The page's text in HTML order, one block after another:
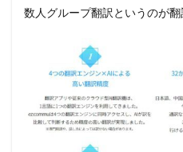
数人グループ翻訳というのが翻